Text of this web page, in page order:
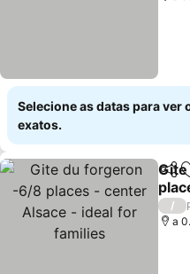
Selecione as datas para ver
exatos.
/
a